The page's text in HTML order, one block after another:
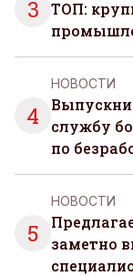
3
ТОП:
4
НОВОСТИ
службу
по
5
НОВОСТИ
заметно